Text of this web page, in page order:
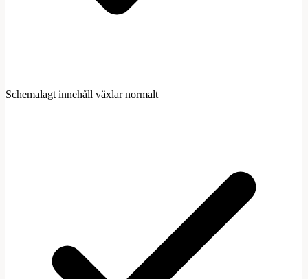
Schemalagt innehåll växlar normalt